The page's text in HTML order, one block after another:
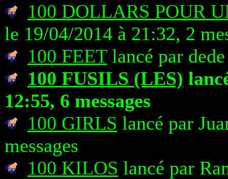
100 DOLLARS POUR
le 19/04/2014 à 21:32, 2
100 FEETlancé par
100 FUSILS (LES)
12:55, 6 messages
100 GIRLS lancé par
messages
100 KILOS lancé par